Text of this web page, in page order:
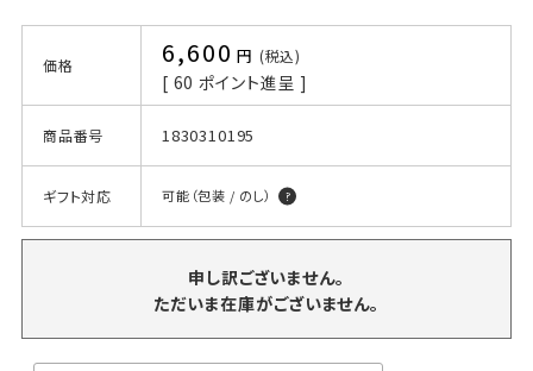
価格 6,600 税込
[ 60 ポイント進呈 ]
商品番号 1830310195
ギフト対応 可能（包装 / のし）
申し訳ございません。
ただいま在庫がございません。